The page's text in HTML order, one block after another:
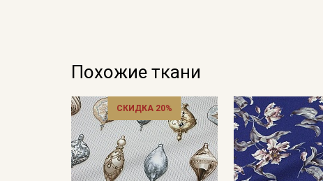
Похожие ткани
СКИДКА 20%